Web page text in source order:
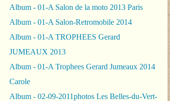
Album - 01-A Salon de la moto 2013 Paris
Album - 01-A Salon-Retromobile 2014
Album - 01-A TROPHEES Gerard
JUMEAUX 2013
Album - 01-A Trophees Gerard Jumeaux 2014
Carole
Album - 02-09-2011photos Les Belles-du-Vert-